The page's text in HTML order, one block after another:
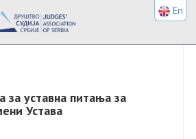
за уставна питања за
Устава
En